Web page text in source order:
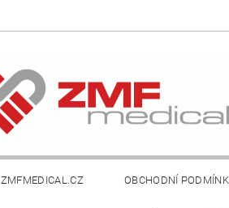
ZMFMEDICAL.CZ OBCHODNÍ